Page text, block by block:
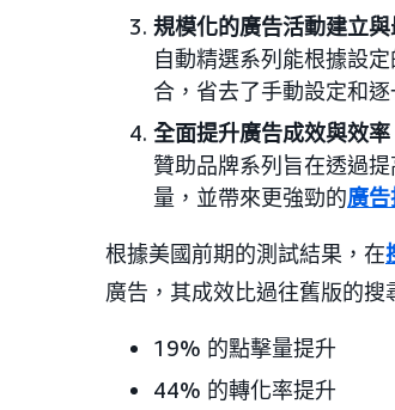
規模化的廣告活動建立
自動精選系列能根據設
合，省去了手動設定和
全面提升廣告成效與效率
贊助品牌系列旨在透過
量，並帶來更強勁的廣
根據美國前期的測試結果，在
廣告，其成效比過往舊版的搜
19% 的點擊量提升
44% 的轉化率提升